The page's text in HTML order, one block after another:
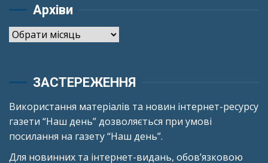
Архіви
Архіви
ЗАСТЕРЕЖЕННЯ
Використання матеріалів та новин інтернет-ресурсу
газети “Наш день” дозволяється при умові
посилання на газету “Наш день”.
Для новинних та інтернет-видань, обов’язковою